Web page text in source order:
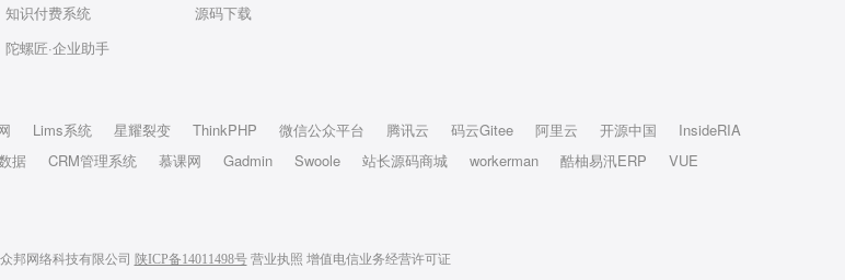
知识付费系统
陀螺匠·企业助手
源码下载
Lims系统 星耀裂变 ThinkPHP 微信公众平台 腾讯云 码云Gitee 阿里云 开源中国
InsideRIA
据 CRM管理系统 慕课网 Gadmin Swoole 站长源码商城 workerman 酷柚易汛ERP
VUE
邦网络科技有限公司 陕ICP备14011498号 营业执照 增值电信业务经营许可证